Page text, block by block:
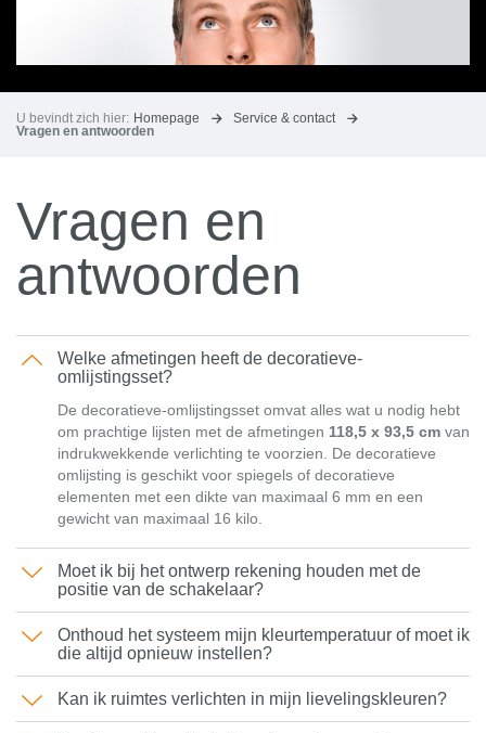
U bevindt zich hier: Homepage
Service & contact
Vragen en antwoorden
Vragen en
antwoorden
Welke afmetingen heeft de decoratieve-
omlijstingsset?
De decoratieve-omlijstingsset omvat alles wat u nodig hebt
om prachtige lijsten met de afmetingen 118,5 x 93,5 cm van
indrukwekkende verlichting te voorzien. De decoratieve
omlijsting is geschikt voor spiegels of decoratieve
elementen met een dikte van maximaal 6 mm en een
gewicht van maximaal 16 kilo.
Moet ik bij het ontwerp rekening houden met de
positie van de schakelaar?
Onthoud het systeem mijn kleurtemperatuur of moet ik
die altijd opnieuw instellen?
Kan ik ruimtes verlichten in mijn lievelingskleuren?